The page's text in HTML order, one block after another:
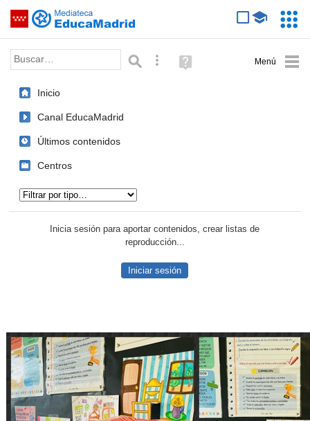
Saltar navegación
Palabra o frase: Búsqueda avanzada
Ayuda
(en
Inicio
Canal EducaMadrid
Últimos contenidos
Centros
Inicia sesión para aportar contenidos, crear listas de
reproducción...
Iniciar sesión